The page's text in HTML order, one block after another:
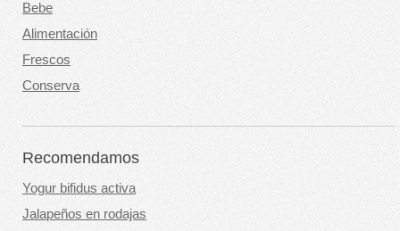
Bebe
Alimentación
Frescos
Conserva
Recomendamos
Yogur bifidus activa
Jalapeños en rodajas